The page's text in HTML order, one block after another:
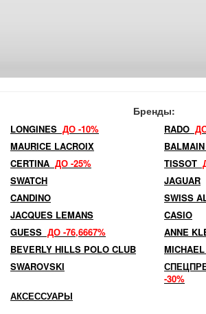
Бренды:
LONGINES ДО -10% RADO
MAURICE LACROIX
BALMAIN
CERTINA ДО -25% TISSOT
SWATCH
JAGUAR
CANDINO
SWISS
JACQUES LEMANS
CASIO
GUESS ДО -76,6667% ANNE
BEVERLY HILLS POLO CLUB
SWAROVSKI
-30%
АКСЕССУАРЫ